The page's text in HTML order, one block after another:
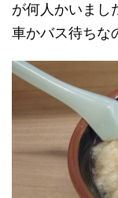
が何人かいまし
車かバス待ちな